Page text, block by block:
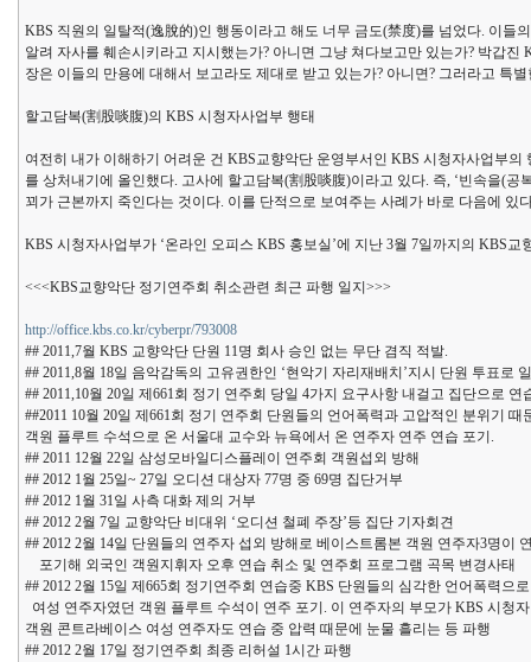
KBS 직원의 일탈적(逸脫的)인 행동이라고 해도 너무 금도(禁度)를 넘었다. 이
알려 자사를 훼손시키라고 지시했는가? 아니면 그냥 쳐다보고만 있는가? 박갑
장은 이들의 만용에 대해서 보고라도 제대로 받고 있는가? 아니면? 그러라고 특
할고담복(割股啖腹)의 KBS 시청자사업부 행태
여전히 내가 이해하기 어려운 건 KBS교향악단 운영부서인 KBS 시청자사업부
를 상처내기에 올인했다. 고사에 할고담복(割股啖腹)이라고 있다. 즉, ‘빈속을(
꾀가 근본까지 죽인다는 것이다. 이를 단적으로 보여주는 사례가 바로 다음에 있
KBS 시청자사업부가 ‘온라인 오피스 KBS 홍보실’에 지난 3월 7일까지의 KBS
<<<KBS교향악단 정기연주회 취소관련 최근 파행 일지>>>
http://office.kbs.co.kr/cyberpr/793008
## 2011,7월 KBS 교향악단 단원 11명 회사 승인 없는 무단 겸직 적발.
## 2011,8월 18일 음악감독의 고유권한인 ‘현악기 자리재배치’지시 단원 투표로
## 2011,10월 20일 제661회 정기 연주회 당일 4가지 요구사항 내걸고 집단으로
##2011 10월 20일 제661회 정기 연주회 단원들의 언어폭력과 고압적인 분위기 때
객원 플루트 수석으로 온 서울대 교수와 뉴욕에서 온 연주자 연주 연습 포기.
## 2011 12월 22일 삼성모바일디스플레이 연주회 객원섭외 방해
## 2012 1월 25일~ 27일 오디션 대상자 77명 중 69명 집단거부
## 2012 1월 31일 사측 대화 제의 거부
## 2012 2월 7일 교향악단 비대위 ‘오디션 철폐 주장’등 집단 기자회견
## 2012 2월 14일 단원들의 연주자 섭외 방해로 베이스트롬본 객원 연주자3명이
포기해 외국인 객원지휘자 오후 연습 취소 및 연주회 프로그램 곡목 변경사태
## 2012 2월 15일 제665회 정기연주회 연습중 KBS 단원들의 심각한 언어폭력으로
여성 연주자였던 객원 플루트 수석이 연주 포기. 이 연주자의 부모가 KBS 시청
객원 콘트라베이스 여성 연주자도 연습 중 압력 때문에 눈물 흘리는 등 파행
## 2012 2월 17일 정기연주회 최종 리허설 1시간 파행